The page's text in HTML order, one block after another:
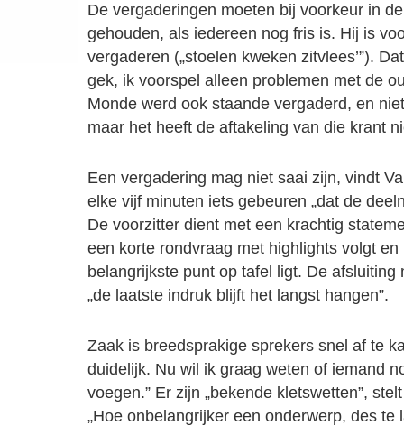
De vergaderingen moeten bij voorkeur in
gehouden, als iedereen nog fris is. Hij is
vergaderen („stoelen kweken zitvlees’”).
gek, ik voorspel alleen problemen met de
Monde werd ook staande vergaderd, en
maar het heeft de aftakeling van die krant
Een vergadering mag niet saai zijn, vindt
elke vijf minuten iets gebeuren „dat de
De voorzitter dient met een krachtig
een korte rondvraag met highlights volgt
belangrijkste punt op tafel ligt. De afsluiting
„de laatste indruk blijft het langst hangen”.
Zaak is breedsprakige sprekers snel af te
duidelijk. Nu wil ik graag weten of iemand
voegen.” Er zijn „bekende kletswetten”,
„Hoe onbelangrijker een onderwerp, des te